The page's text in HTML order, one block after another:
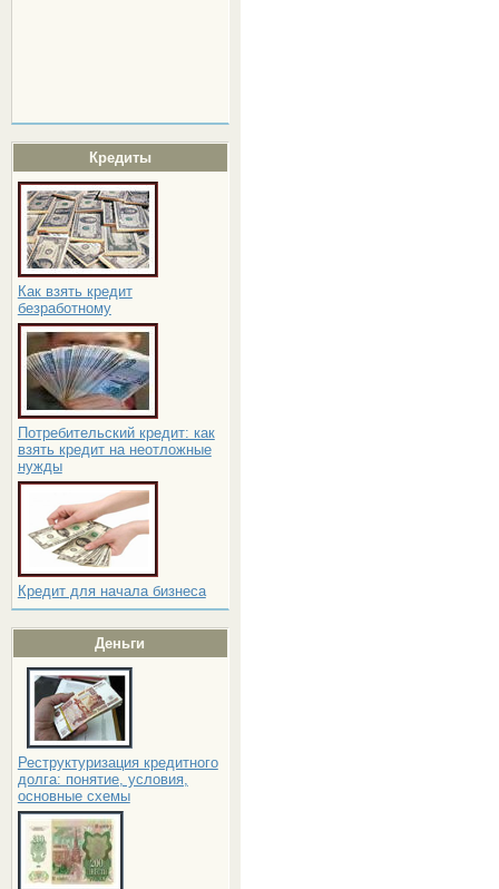
Кредиты
Как взять кредит
безработному
Потребительский кредит: как
взять кредит на неотложные
нужды
Кредит для начала бизнеса
Деньги
Реструктуризация кредитного
долга: понятие, условия,
основные схемы